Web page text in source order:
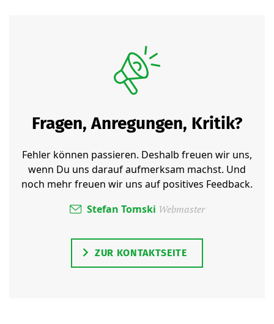
Fragen, Anregungen, Kritik?
Fehler können passieren. Deshalb freuen wir uns,
wenn Du uns darauf aufmerksam machst. Und
noch mehr freuen wir uns auf positives Feedback.
Stefan Tomski Webmaster
ZUR KONTAKTSEITE